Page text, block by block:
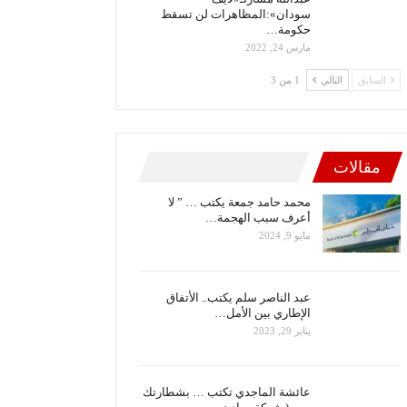
سودان»:المظاهرات لن تسقط
حكومة…
مارس 24, 2022
السابق التالي 1 من 3
مقالات
محمد حامد جمعة يكتب … ” لا
أعرف سبب الهجمة…
مايو 9, 2024
عبد الناصر سلم يكتب.. الأتفاق
الإطاري بين الأمل…
يناير 29, 2023
عائشة الماجدي تكتب … بشطارتك